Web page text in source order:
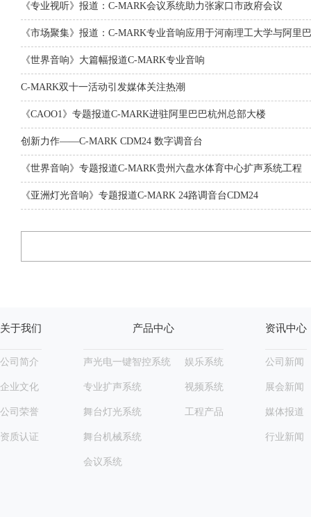
《专业视听》报道：C-MARK会议系统助力张家口市政府会议
《市场聚集》报道：C-MARK专业音响应用于河南理工大学与阿里
《世界音响》大篇幅报道C-MARK专业音响
C-MARK双十一活动引发媒体关注热潮
《CAOO1》专题报道C-MARK进驻阿里巴巴杭州总部大楼
创新力作——C-MARK CDM24 数字调音台
《世界音响》专题报道C-MARK贵州六盘水体育中心扩声系统工程
《亚洲灯光音响》专题报道C-MARK 24路调音台CDM24
关于我们
公司简介
企业文化
公司荣誉
资质认证
产品中心
声光电一键智控系统
专业扩声系统
舞台灯光系统
舞台机械系统
会议系统
娱乐系统
视频系统
工程产品
资讯中心
公司新闻
展会新闻
媒体报道
行业新闻